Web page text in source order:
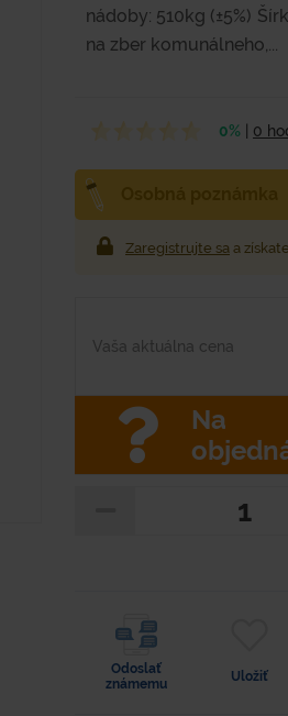
nádoby: 510kg (±5%)
na zber komunálneho,...
0% 0
Zaregistrujte sa a
Vaša aktuálna cena
Na
Odoslať
známemu
Uložiť